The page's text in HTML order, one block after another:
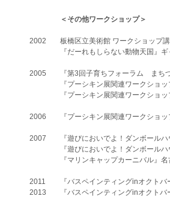
2002
2005
2006
2007
2011
​2013
＜その他ワークショップ＞
板橋区立美術館 ワークショップ
『だーれもしらない動物天国』
『第3回子育ちフォーラム まち
『プーシキン展関連ワークショ
『プーシキン展関連ワークショ
『プーシキン展関連ワークショ
『遊びにおいでよ！ダンボール
『遊びにおいでよ！ダンボール
『マリンキャップカーニバル』
『バスペインティングinオクト
『バスペインティングinオクト